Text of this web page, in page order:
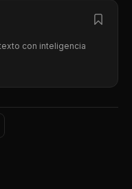
con inteligencia